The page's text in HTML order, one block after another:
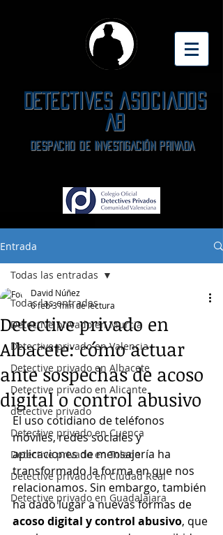
DETECTIVES ASOCIADOS
AB
DeSPACHO DE INVESTIGACIÓN PRIVADA
Entrada
Todas las entradas
Detective privado en Murcia
Detective privado en Valencia
Detective privado en Albacete
Detective privado en Alicante
detective privado
Detective privado en Cuenca
Detective privado en Toledo
Detective privado en Ciudad Real
Detective privado en Guadalajara
Todas las entradas
Detective privado en
Albacete: cómo actuar
ante sospechas de acoso
digital o control abusivo
David Núñez
6 feb3 min de lectura
El uso cotidiano de teléfonos
móviles, redes sociales y
aplicaciones de mensajería ha
transformado la forma en que nos
relacionamos. Sin embargo, también
ha dado lugar a nuevas formas de
acoso digital y control abusivo, que